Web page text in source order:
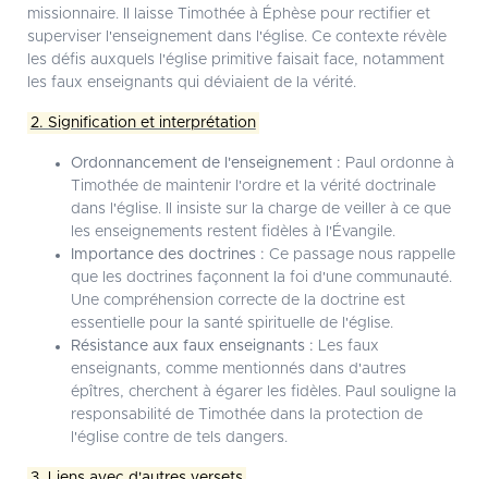
missionnaire. Il laisse Timothée à Éphèse pour rectifier et
superviser l'enseignement dans l'église. Ce contexte révèle
les défis auxquels l'église primitive faisait face, notamment
les faux enseignants qui déviaient de la vérité.
2. Signification et interprétation
Ordonnancement de l'enseignement : Paul ordonne à
Timothée de maintenir l'ordre et la vérité doctrinale
dans l'église. Il insiste sur la charge de veiller à ce que
les enseignements restent fidèles à l'Évangile.
Importance des doctrines : Ce passage nous rappelle
que les doctrines façonnent la foi d'une communauté.
Une compréhension correcte de la doctrine est
essentielle pour la santé spirituelle de l'église.
Résistance aux faux enseignants : Les faux
enseignants, comme mentionnés dans d'autres
épîtres, cherchent à égarer les fidèles. Paul souligne la
responsabilité de Timothée dans la protection de
l'église contre de tels dangers.